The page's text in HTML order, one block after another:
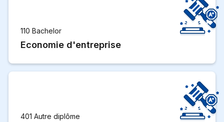
110 Bachelor
Economie d'entreprise
401 Autre diplôme